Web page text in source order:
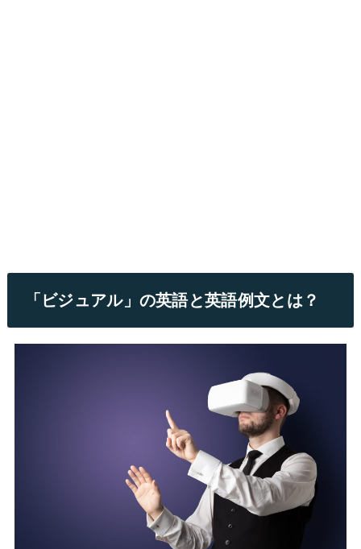
「ビジュアル」の英語と英語例文とは？